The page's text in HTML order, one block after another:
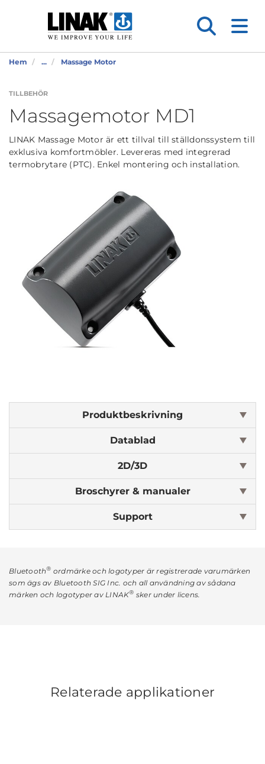
Hem ... Massage Motor
TILLBEHÖR
Massagemotor MD1
LINAK Massage Motor är ett tillval till ställdonssystem till
exklusiva komfortmöbler. Levereras med integrerad
termobrytare (PTC). Enkel montering och installation.
Produktbeskrivning
Datablad
2D/3D
Broschyrer & manualer
Support
Bluetooth® ordmärke och logotyper är registrerade varumärken
som ägs av Bluetooth SIG Inc. och all användning av sådana
märken och logotyper av LINAK® sker under licens.
Relaterade applikationer